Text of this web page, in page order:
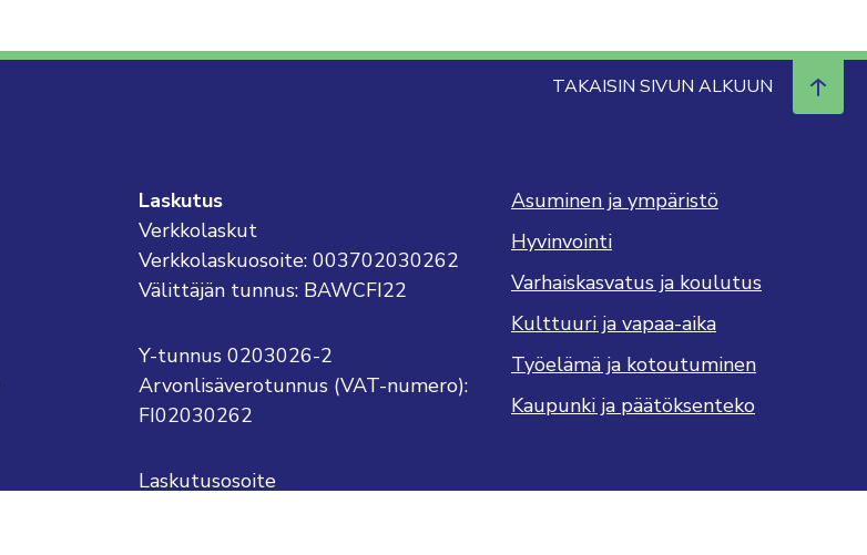
TAKAISIN SIVUN ALKUUN
Laskutus
Verkkolaskut
Verkkolaskuosoite: 003702030262
Välittäjän tunnus: BAWCFI22
Y-tunnus 0203026-2
Arvonlisäverotunnus (VAT-numero):
FI02030262
Laskutusosoite
Asuminen ja ympäristö
Hyvinvointi
Varhaiskasvatus ja koulutus
Kulttuuri ja vapaa-aika
Työelämä ja kotoutuminen
Kaupunki ja päätöksenteko